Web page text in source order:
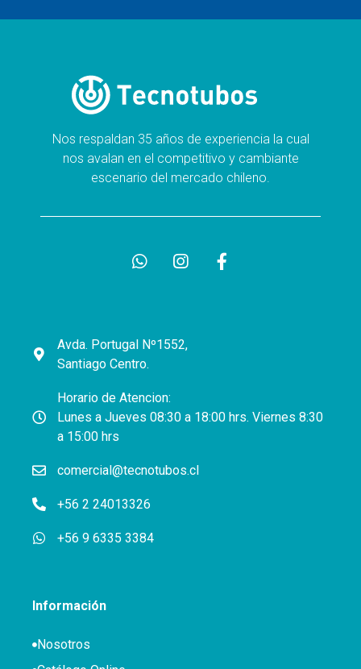
Nos respaldan 35 años de experiencia la cual
nos avalan en el competitivo y cambiante
escenario del mercado chileno.
Avda. Portugal Nº1552,
Santiago Centro.
Horario de Atencion:
Lunes a Jueves 08:30 a 18:00 hrs. Viernes 8:30
a 15:00 hrs
comercial@tecnotubos.cl
+56 2 24013326
+56 9 6335 3384
Información
Nosotros